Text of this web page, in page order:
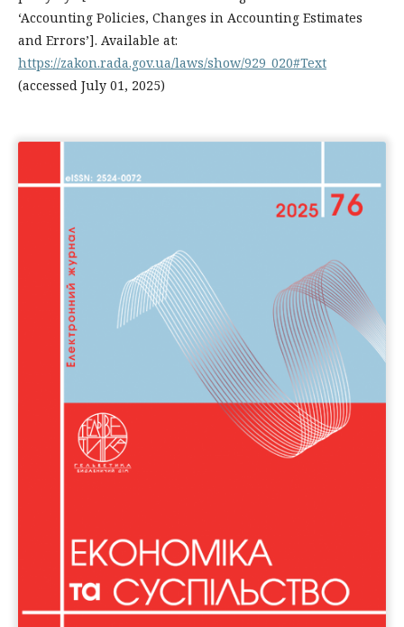
‘Accounting Policies, Changes in Accounting Estimates
and Errors’]. Available at:
https://zakon.rada.gov.ua/laws/show/929_020#Text
(accessed July 01, 2025)